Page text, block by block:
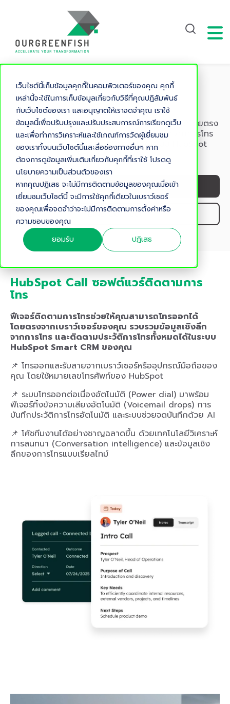
เว็บไซต์นี้เก็บข้อมูลคุกกี้ในคอมพิวเตอร์ของคุณ คุกกี้
เหล่านี้จะใช้ในการเก็บข้อมูลเกี่ยวกับวิธีที่คุณปฏิสัมพันธ์
กับเว็บไซต์ของเรา และอนุญาตให้เราจดจำคุณ เราใช้
ข้อมูลนี้เพื่อปรับปรุงและปรับประสบการณ์การเรียกดูเว็บ
และเพื่อทำการวิเคราะห์และใช้เกณฑ์การวัดผู้เยี่ยมชม
ของเราทั้งบนเว็บไซต์นี้และสื่อช่องทางอื่นๆ หาก
ต้องการดูข้อมูลเพิ่มเติมเกี่ยวกับคุกกี้ที่เราใช้ โปรดดู
นโยบายความเป็นส่วนตัวของเรา
หากคุณปฏิเสธ จะไม่มีการติดตามข้อมูลของคุณเมื่อเข้า
เยี่ยมชมเว็บไซต์นี้ จะมีการใช้คุกกี้เดียวในเบราว์เซอร์
ของคุณเพื่อจดจำว่าจะไม่มีการติดตามการตั้งค่าหรือ
ความชอบของคุณ
ยอมรับ
ปฏิเสธ
HubSpot Call
ฟีเจอร์ติดตามการโทรช่วยให้คุณสามารถโทรออกได้โดยตรง
จากเบราว์เซอร์ของคุณ รวบรวมข้อมูลเชิงลึกจากการโทร
และติดตามประวัติการโทรทั้งหมดได้ในระบบ HubSpot
Smart CRM ของคุณ
Get a demo
LINE Connect
HubSpot Call ซอฟต์แวร์ติดตามการ
โทร
ฟีเจอร์ติดตามการโทรช่วยให้คุณสามารถโทรออกได้
โดยตรงจากเบราว์เซอร์ของคุณ รวบรวมข้อมูลเชิงลึก
จากการโทร และติดตามประวัติการโทรทั้งหมดได้ในระบบ
HubSpot Smart CRM ของคุณ
📌 โทรออกและรับสายจากเบราว์เซอร์หรืออุปกรณ์มือถือของ
คุณ โดยใช้หมายเลขโทรศัพท์ของ HubSpot
📌 ระบบโทรออกต่อเนื่องอัตโนมัติ (Power dial) มาพร้อม
ฟีเจอร์ทิ้งข้อความเสียงอัตโนมัติ (Voicemail drops) การ
บันทึกประวัติการโทรอัตโนมัติ และระบบช่วยจดบันทึกด้วย AI
📌 โค้ชทีมงานได้อย่างชาญฉลาดขึ้น ด้วยเทคโนโลยีวิเคราะห์
การสนทนา (Conversation intelligence) และข้อมูลเชิง
ลึกของการโทรแบบเรียลไทม์